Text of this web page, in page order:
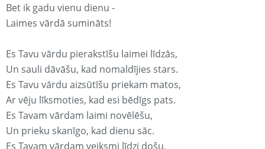
Bet ik gadu vienu dienu -
Laimes vārdā sumināts!
Es Tavu vārdu pierakstīšu laimei līdzās,
Un sauli dāvāšu, kad nomaldījies stars.
Es Tavu vārdu aizsūtīšu priekam matos,
Ar vēju līksmoties, kad esi bēdīgs pats.
Es Tavam vārdam laimi novēlēšu,
Un prieku skanīgo, kad dienu sāc.
Es Tavam vārdam veiksmi līdzi došu,